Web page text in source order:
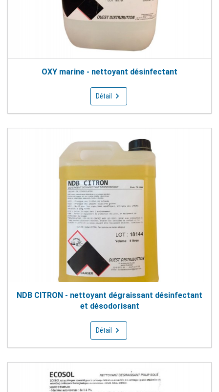
OXY marine - nettoyant désinfectant
Détail
NDB CITRON - nettoyant dégraissant désinfectant
et désodorisant
Détail